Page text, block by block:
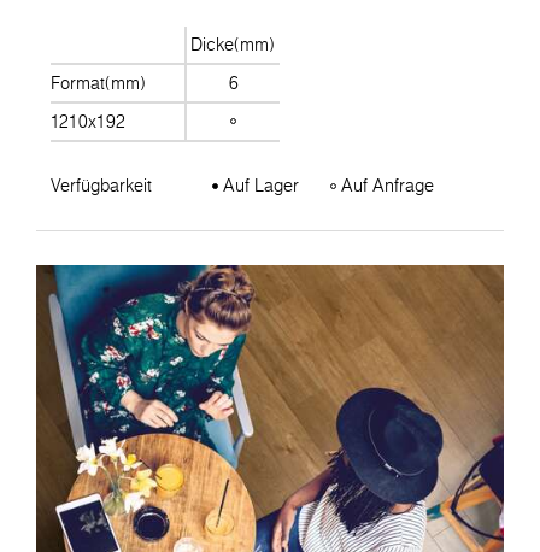
Dicke(mm)
Format(mm)
6
1210x192
Verfügbarkeit Auf Lager Auf Anfrage